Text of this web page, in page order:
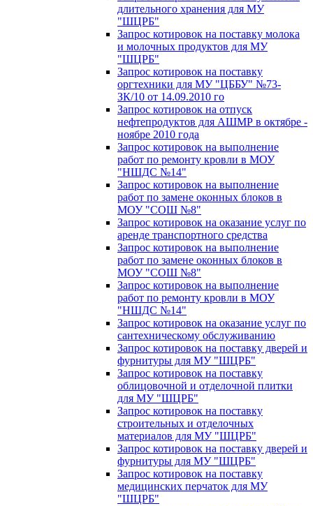
длительного хранения для МУ
"ШЦРБ"
Запрос котировок на поставку молока
и молочных продуктов для МУ
"ШЦРБ"
Запрос котировок на поставку
оргтехники для МУ "ЦББУ" №73-
ЗК/10 от 14.09.2010 го
Запрос котировок на отпуск
нефтепродуктов для АШМР в октябре -
ноябре 2010 года
Запрос котировок на выполнение
работ по ремонту кровли в МОУ
"НШДС №14"
Запрос котировок на выполнение
работ по замене оконных блоков в
МОУ "СОШ №8"
Запрос котировок на оказание услуг по
аренде транспортного средства
Запрос котировок на выполнение
работ по замене оконных блоков в
МОУ "СОШ №8"
Запрос котировок на выполнение
работ по ремонту кровли в МОУ
"НШДС №14"
Запрос котировок на оказание услуг по
сантехническому обслуживанию
Запрос котировок на поставку дверей и
фурнитуры для МУ "ШЦРБ"
Запрос котировок на поставку
облицовочной и отделочной плитки
для МУ "ШЦРБ"
Запрос котировок на поставку
строительных и отделочных
материалов для МУ "ШЦРБ"
Запрос котировок на поставку дверей и
фурнитуры для МУ "ШЦРБ"
Запрос котировок на поставку
медицинских перчаток для МУ
"ШЦРБ"